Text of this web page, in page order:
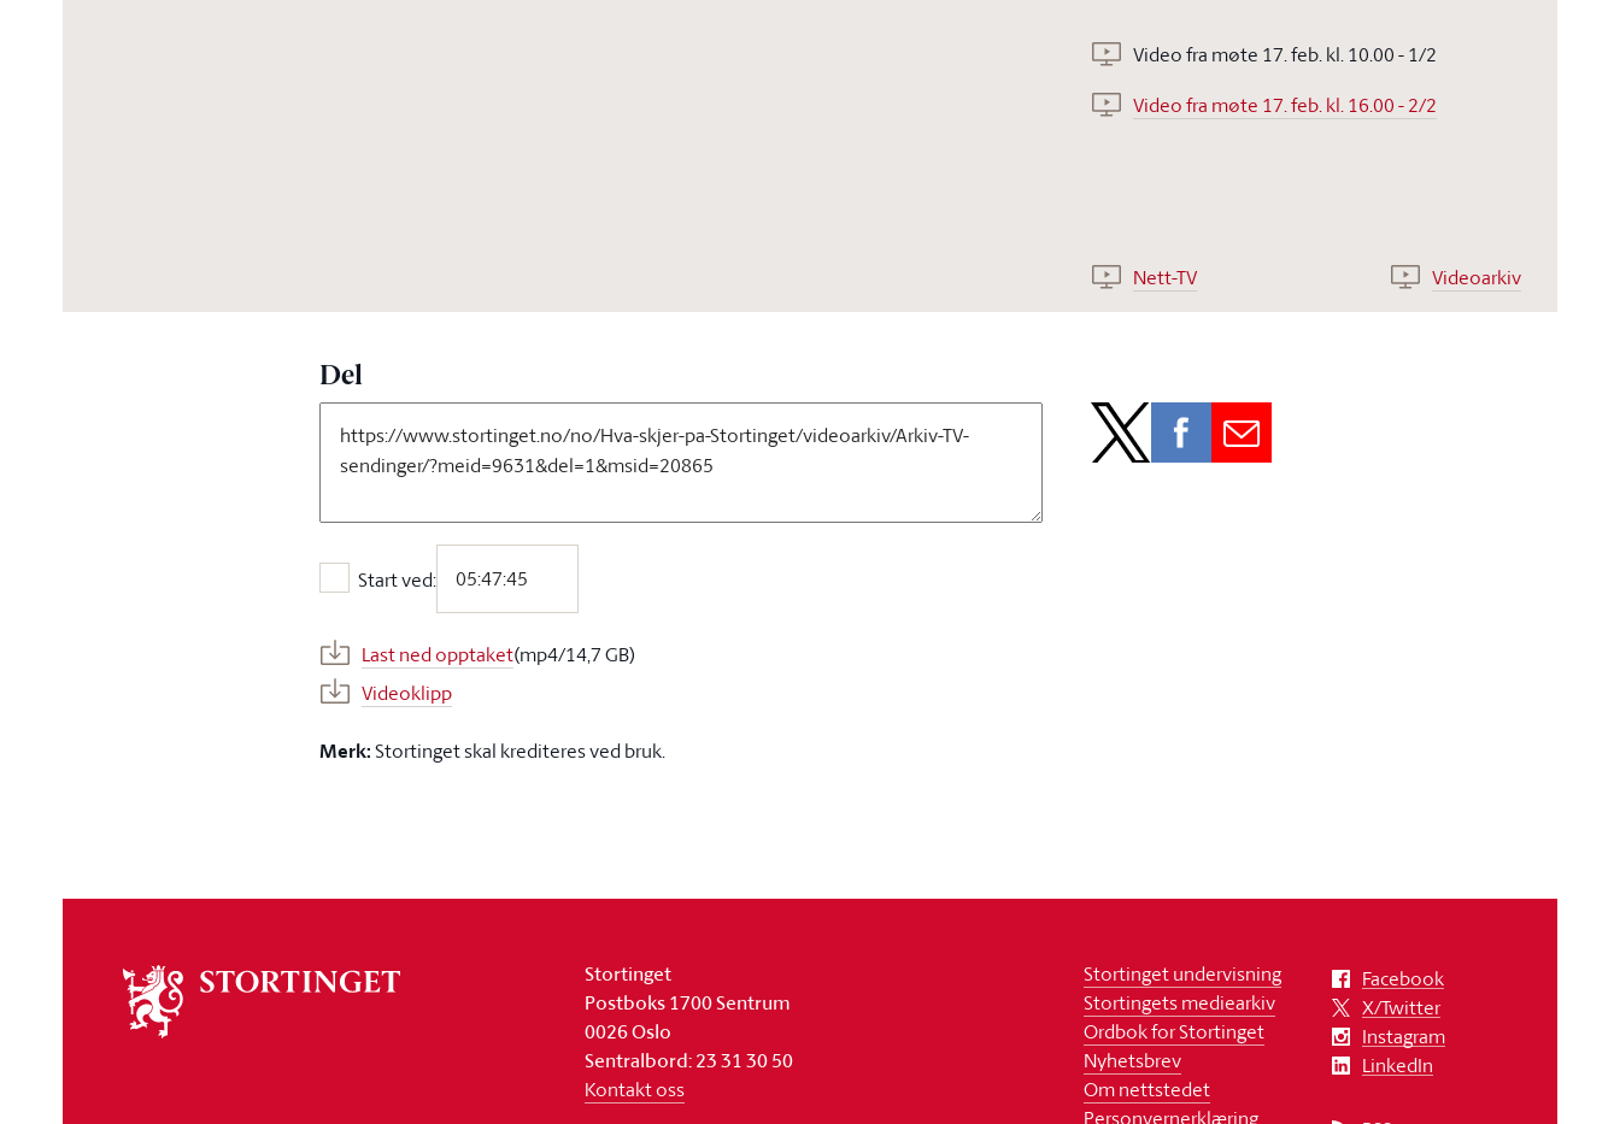
Video fra møte 17. feb. kl. 10.00 - 1/2
Video fra møte 17. feb. kl. 16.00 - 2/2
Nett-TV Videoarkiv
Del
Start ved:
Start ved:
Last ned opptaket(mp4/14,7 GB)
Videoklipp
Merk:Stortinget skal krediteres ved bruk.
stortinget
Stortinget
Postboks 1700 Sentrum
0026 Oslo
Sentralbord: 23 31 30 50
Kontakt oss
Stortinget undervisning
Stortingets mediearkiv
Ordbok for Stortinget
Nyhetsbrev
Om nettstedet
Personvernerklæring
Facebook
X/Twitter
Instagram
LinkedIn